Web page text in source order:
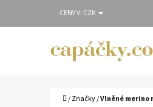
na
CENY V: CZK
Domů
/Značky/Vlněné merino
O
Zpět
do
Zpět
do